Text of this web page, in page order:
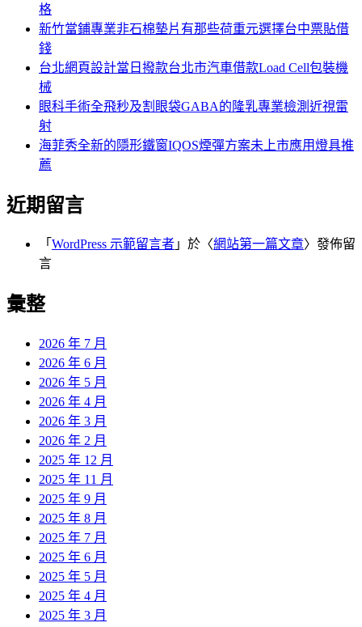
格
新竹當鋪專業非石棉墊片有那些荷重元選擇台中票貼借
錢
台北網頁設計當日撥款台北市汽車借款Load Cell包裝機
械
眼科手術全飛秒及割眼袋GABA的隆乳專業檢測近視雷
射
海菲秀全新的隱形鐵窗IQOS煙彈方案未上市應用燈具推
薦
近期留言
「 WordPress 示範留言者 」於〈網站第一篇文章〉發佈留
言
彙整
2026 年 7 月
2026 年 6 月
2026 年 5 月
2026 年 4 月
2026 年 3 月
2026 年 2 月
2025 年 12 月
2025 年 11 月
2025 年 9 月
2025 年 8 月
2025 年 7 月
2025 年 6 月
2025 年 5 月
2025 年 4 月
2025 年 3 月